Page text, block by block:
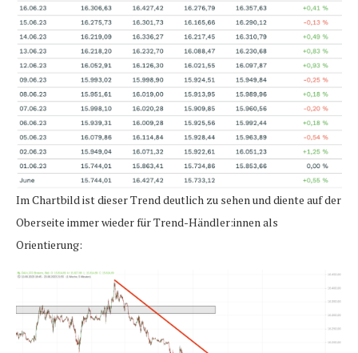
Im Chartbild ist dieser Trend deutlich zu sehen und diente auf der
Oberseite immer wieder für Trend-Händler:innen als
Orientierung: